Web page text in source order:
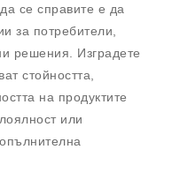
се справите е да
за потребители,
решения. Изградете
стойността,
на продуктите
или